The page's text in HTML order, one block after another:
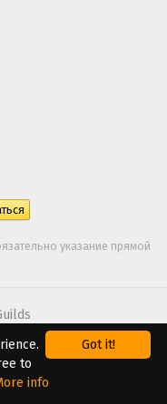
указание прямой
Webasyst Got it!
to
info